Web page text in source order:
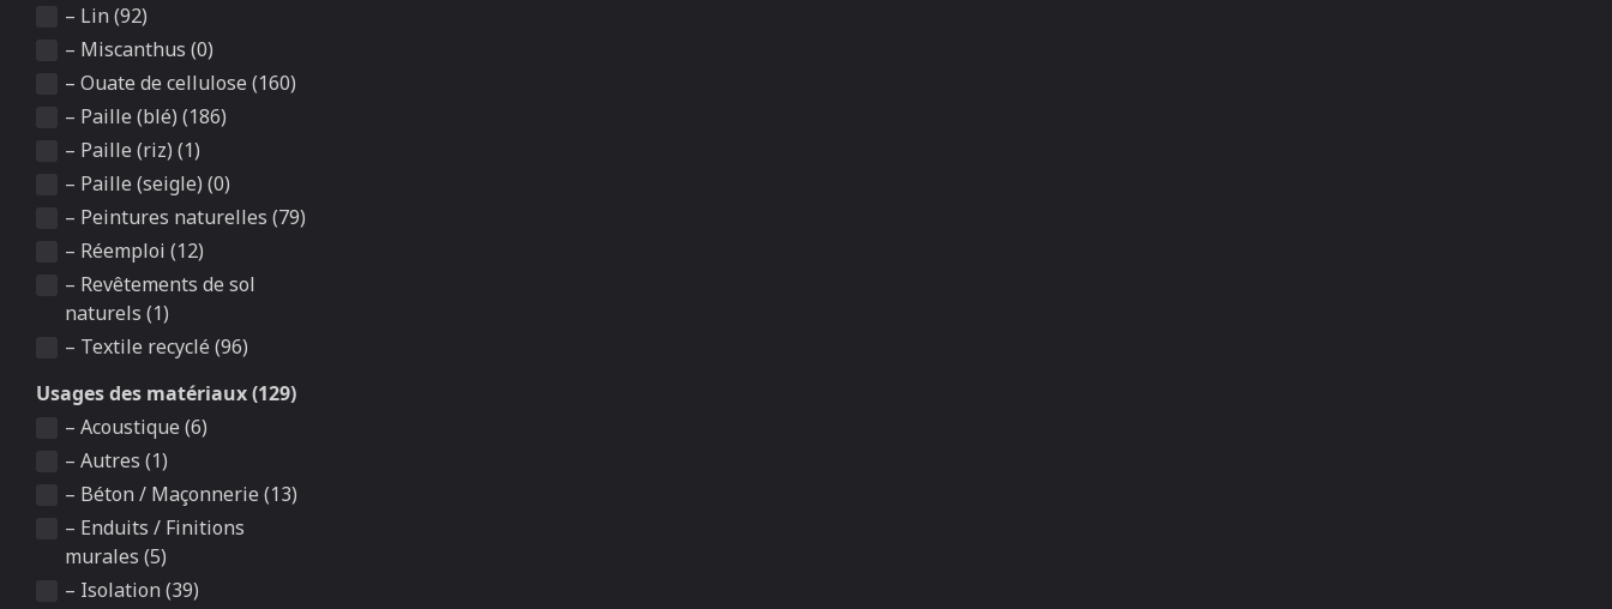
– Lin (92)
– Miscanthus (0)
– Ouate de cellulose (160)
– Paille (blé) (186)
– Paille (riz) (1)
– Paille (seigle) (0)
– Peintures naturelles (79)
– Réemploi (12)
– Revêtements de sol
naturels (1)
– Textile recyclé (96)
Usages des matériaux (129)
– Acoustique (6)
– Autres (1)
– Béton / Maçonnerie (13)
– Enduits / Finitions
murales (5)
– Isolation (39)